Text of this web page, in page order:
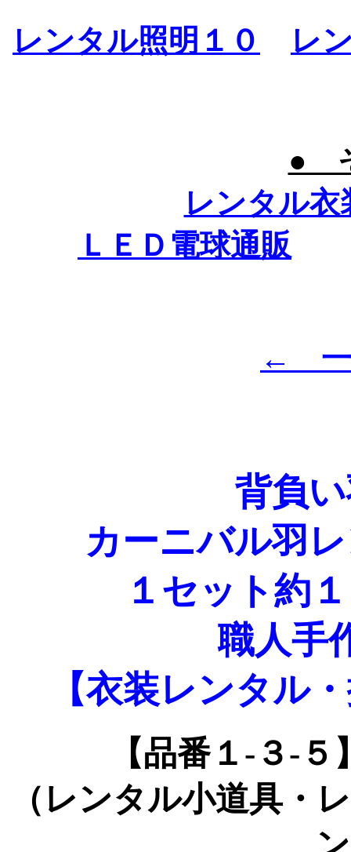
レンタル照明１０ レ
●
レンタル衣
ＬＥＤ電球通販
← 一
背負
カーニバル羽
１セット約
職人手
【衣装レンタル
【品番１-３-
（レンタル小道具・